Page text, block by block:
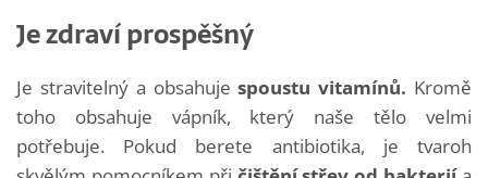
Je zdraví prospěšný
Je stravitelný a obsahujespoustu vitamínů. Kromě
toho obsahuje vápník, který naše tělo velmi
potřebuje. Pokud berete antibiotika, je tvaroh